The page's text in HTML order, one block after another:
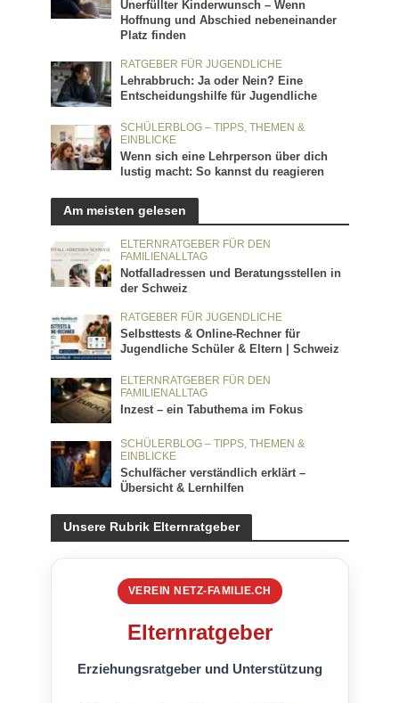
Unerfüllter Kinderwunsch – Wenn
Hoffnung und Abschied nebeneinander
Platz finden
RATGEBER FÜR JUGENDLICHE
Lehrabbruch: Ja oder Nein? Eine
Entscheidungshilfe für Jugendliche
SCHÜLERBLOG – TIPPS, THEMEN &
EINBLICKE
Wenn sich eine Lehrperson über dich
lustig macht: So kannst du reagieren
Am meisten gelesen
ELTERNRATGEBER FÜR DEN
FAMILIENALLTAG
Notfalladressen und Beratungsstellen in
der Schweiz
RATGEBER FÜR JUGENDLICHE
Selbsttests & Online-Rechner für
Jugendliche Schüler & Eltern | Schweiz
ELTERNRATGEBER FÜR DEN
FAMILIENALLTAG
Inzest – ein Tabuthema im Fokus
SCHÜLERBLOG – TIPPS, THEMEN &
EINBLICKE
Schulfächer verständlich erklärt –
Übersicht & Lernhilfen
Unsere Rubrik Elternratgeber
VEREIN NETZ-FAMILIE.CH
Elternratgeber
Erziehungsratgeber und Unterstützung